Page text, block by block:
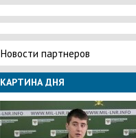
Новости партнеров
КАРТИНА ДНЯ